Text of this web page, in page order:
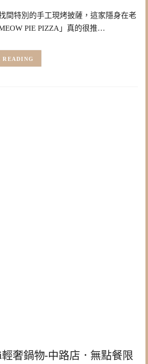
間特別的手工現烤披薩，這家隱身在老
PIE PIZZA」真的很推…
READING
奢鍋物-中路店．無點餐限